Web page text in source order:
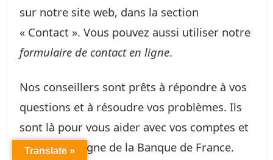
sur notre site web, dans la section
« Contact ». Vous pouvez aussi utiliser notre
formulaire de contact en ligne.
Nos conseillers sont prêts à répondre à vos
questions et à résoudre vos problèmes. Ils
sont là pour vous aider avec vos comptes et
services en ligne de la Banque de France.
Translate »